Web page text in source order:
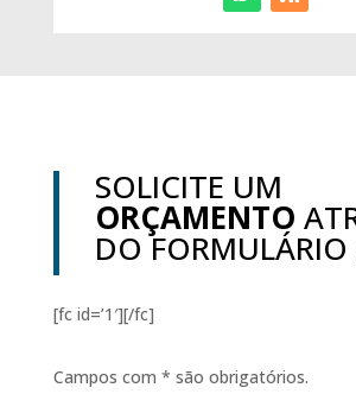
SOLICITE UM
ORÇAMENTO
DO
[fc id=’1′][/fc]
Campos com * são obrigatórios.